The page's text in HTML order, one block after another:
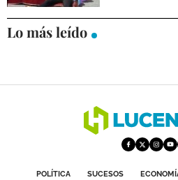
Lo más leído
POLÍTICA SUCESOS